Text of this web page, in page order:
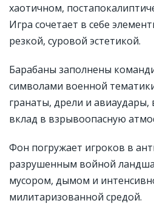
хаотичном,
Игра сочетает в себе
резкой, суровой эстетикой.
Барабаны заполнены
символами военной
гранаты, дрели и авиаудары,
вклад в взрывоопасную
Фон погружает игроков в
разрушенным войной
мусором, дымом и
милитаризованной средой.